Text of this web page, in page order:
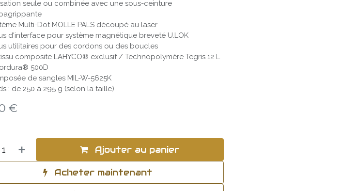
seule ou combinée avec une sous-ceinture
Multi-Dot MOLLE PALS découpé au laser
d'interface pour système magnétique breveté U.LOK
utilitaires pour des cordons ou des boucles
composite LAHYCO® exclusif / Technopolymère Tegris 12 L
500D
de sangles MIL-W-5625K
: de 250 à 295 g (selon la taille)
€
Ajouter au panier
Acheter maintenant